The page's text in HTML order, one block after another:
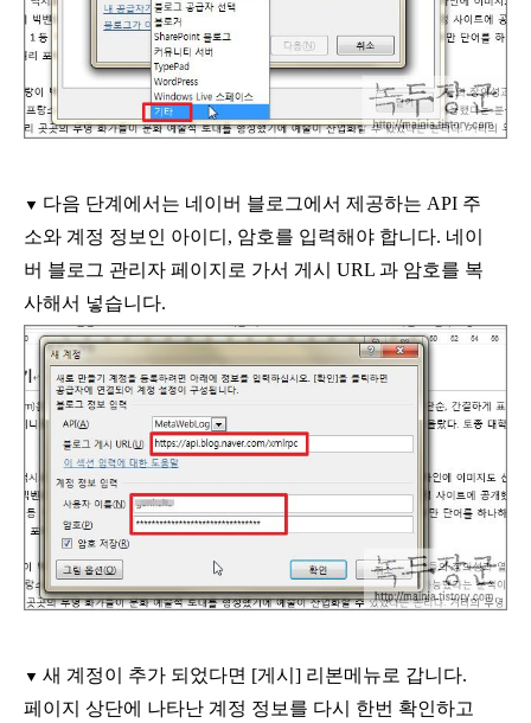
▼ 다음 단계에서는 네이버 블로그에서 제공하는 API 주
소와 계정 정보인 아이디 , 암호를 입력해야 합니다. 네이
버 블로그 관리자 페이지로 가서 게시 URL 과 암호를 복
사해서 넣습니다.
▼ 새 계정이 추가 되었다면 [게시 ] 리본메뉴로 갑니다.
페이지 상단에 나타난 계정 정보를 다시 한번 확인하고